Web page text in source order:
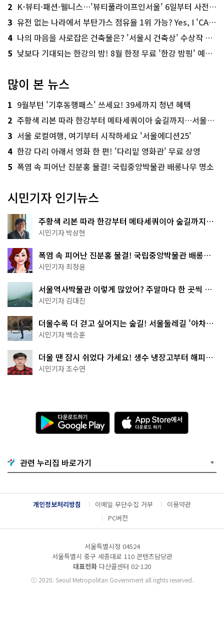
2 K-뷰티·패션·웰니스…'뷰티풀라이프인서울' 6일부터 사전 예약
3 유전 없는 나라에서 부탄가스 점유율 1위 가능? Yes, I 'CAN'
4 나의 마음을 사로잡은 건축물은? '서울시 건축상' 수상작 공개!
5 낮보다 기대되는 한강의 밤! 8월 한정 무료 '한강 밤핑' 예약은?
많이 본 뉴스
1 9월부턴 '기후동행패스' 쓰세요! 39세까지 청년 혜택
2 주황색 리본 따라 한강부터 메타세쿼이아 숲길까지…서울둘레길 15코스
3 서울 로컬여행, 여기부터 시작하세요 '서울에디션25'
4 한강 다리 아래서 영화 한 편! '다리밑 영화관' 무료 상영
5 폭염 속 피어난 진분홍 물결! 국립중앙박물관 배롱나무 명소
시민기자 인기뉴스
주황색 리본 따라 한강부터 메타세쿼이아 숲길까지…
서울둘레길 15코스
시민기자 박상현
폭염 속 피어난 진분홍 물결! 국립중앙박물관 배롱나
무 명소
시민기자 최정윤
서울역사박물관 이렇게 많았어? 주말마다 한 곳씩 떠
나는 역사 산책
시민기자 김대진
더울수록 더 걷고 싶어지는 숲길! 서울둘레길 '아차산
코스'
시민기자 백승훈
더울 땐 잠시 쉬었다 가세요! 생수 냉장고부터 해피소
·무더위쉼터까지
시민기자 조수연
다
운
로
기
G
o
g
l
e
l
A
p
p
e
서
다
운
드
관련 누리집 바로가기
개인정보처리방침 이메일 무단수집 거부
이용약관
PC버전
서울특별시청 04524
서울특별시 중구 세종대로 110 콘텐츠담당관
대표전화 다산콜센터 02-120
ⓒ2020. Seoul Metropolitan Government all rights reserved.